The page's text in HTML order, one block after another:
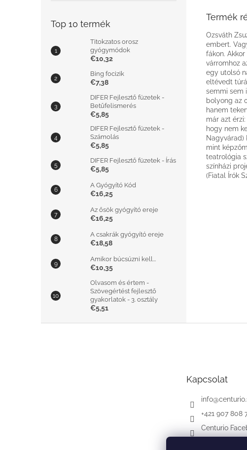
Top 10 termék
Titokzatos orosz
gyógymódok
€10,32
Bing focizik
€7,38
DIFER Fejlesztő füzetek -
Betűfelismerés
€5,85
DIFER Fejlesztő füzetek -
Számolás
€5,85
DIFER Fejlesztő füzetek - Írás
€5,85
A Gyógyító Kód
€16,25
Az ősök gyógyító ereje
€16,25
A csakrák gyógyító ereje
€18,58
Amikor búcsúzni kell...
€10,35
Olvasom és értem -
Szövegértést fejlesztő
gyakorlatok - 3. osztály
€5,51
Termék
Ozsváth
embert.
fákon.
várromhoz
egy utolsó
eltévedt
semmi sem
bolyong az
hanem
már azt
hogy nem
Nagyvárad)
mint
teatrológia
színházi
(Fiatal Írók
Kapcsolat
info@
+421 907 808
Centurio